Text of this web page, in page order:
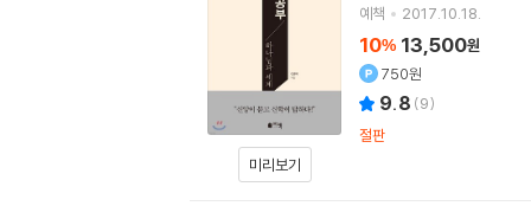
미리보기
예책
2017.10.18.
10% 13,500원
750원
9.8 (9)
절판